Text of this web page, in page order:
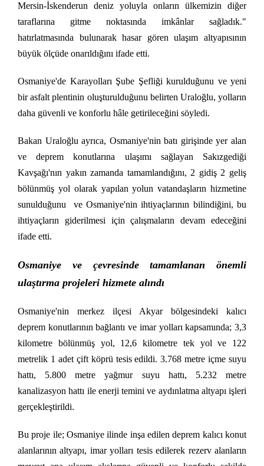
Mersin-İskenderun deniz yoluyla onların ülkemizin diğer
taraflarına gitme noktasında imkânlar sağladık."
hatırlatmasında bulunarak hasar gören ulaşım altyapısının
büyük ölçüde onarıldığını ifade etti.
Osmaniye'de Karayolları Şube Şefliği kurulduğunu ve yeni
bir asfalt plentinin oluşturulduğunu belirten Uraloğlu, yolların
daha güvenli ve konforlu hâle getirileceğini söyledi.
Bakan Uraloğlu ayrıca, Osmaniye'nin batı girişinde yer alan
ve deprem konutlarına ulaşımı sağlayan Sakızgediği
Kavşağı'nın yakın zamanda tamamlandığını, 2 gidiş 2 geliş
bölünmüş yol olarak yapılan yolun vatandaşların hizmetine
sunulduğunu ve Osmaniye'nin ihtiyaçlarının bilindiğini, bu
ihtiyaçların giderilmesi için çalışmaların devam edeceğini
ifade etti.
Osmaniye ve çevresinde tamamlanan önemli
ulaştırma projeleri hizmete alındı
Osmaniye'nin merkez ilçesi Akyar bölgesindeki kalıcı
deprem konutlarının bağlantı ve imar yolları kapsamında; 3,3
kilometre bölünmüş yol, 12,6 kilometre tek yol ve 122
metrelik 1 adet çift köprü tesis edildi. 3.768 metre içme suyu
hattı, 5.800 metre yağmur suyu hattı, 5.232 metre
kanalizasyon hattı ile enerji temini ve aydınlatma altyapı işleri
gerçekleştirildi.
Bu proje ile; Osmaniye ilinde inşa edilen deprem kalıcı konut
alanlarının altyapı, imar yolları tesis edilerek rezerv alanların